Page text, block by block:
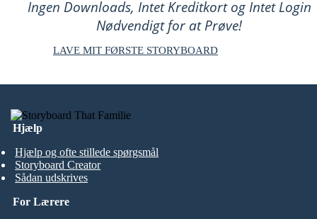
Ingen Downloads, Intet Kreditkort og Intet Login
Nødvendigt for at Prøve!
LAVE MIT FØRSTE STORYBOARD
Hjælp
Hjælp og ofte stillede spørgsmål
Storyboard Creator
Sådan udskrives
For Lærere